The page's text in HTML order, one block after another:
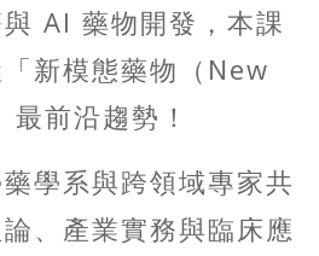
AI 藥物開發，本課
新模態藥物（New
前沿趨勢！
學系與跨領域專家共
、產業實務與臨床應